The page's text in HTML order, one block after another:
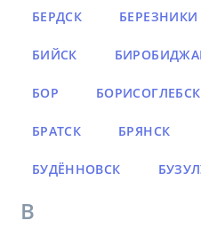
БЕРДСК БЕРЕЗНИКИ
БИЙСК
БОР БОРИСОГЛЕБСК
БРАТСК БРЯНСК
БУДЁННОВСК
В